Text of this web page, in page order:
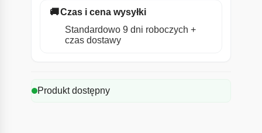
🚚Czas i cena wysyłki
Standardowo 9 dni roboczych +
czas dostawy
Produkt dostępny